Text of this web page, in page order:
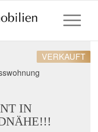
VERKAUFT
IN